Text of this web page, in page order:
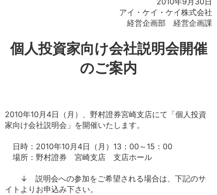
アイ・ケイ・ケイ株式会社
経営企画部 経営企画課
個人投資家向け会社説明会開催
のご案内
2010年10月4日（月）、野村證券宮崎支店にて「個人投資
家向け会社説明会」を開催いたします。
日時：2010年10月4日（月）13：00～15：00
場所：野村證券 宮崎支店 支店ホール
↓ 説明会への参加をご希望される場合は、下記のサ
イトよりお申込み下さい。
メディア
アクセス 出店候補地募集
ファン株主の皆さまへ
IR資料室 株式情報
IRカレンダー
PT.IKK INDONESIA
アイケア株式会社 株式会社明徳庵
新卒採用 キャリア採用
ESG・SDGs
カスタマーハラスメントに対する基
English